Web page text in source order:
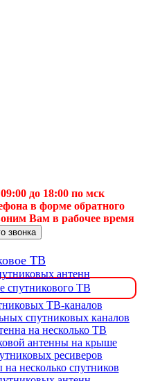
до 18:00 по мск
в форме обратного
Вам в рабочее время
звонка
ТВ
антенн
спутникового ТВ
ТВ-каналов
спутниковых каналов
на несколько ТВ
антенны на крыше
ресиверов
несколько спутников